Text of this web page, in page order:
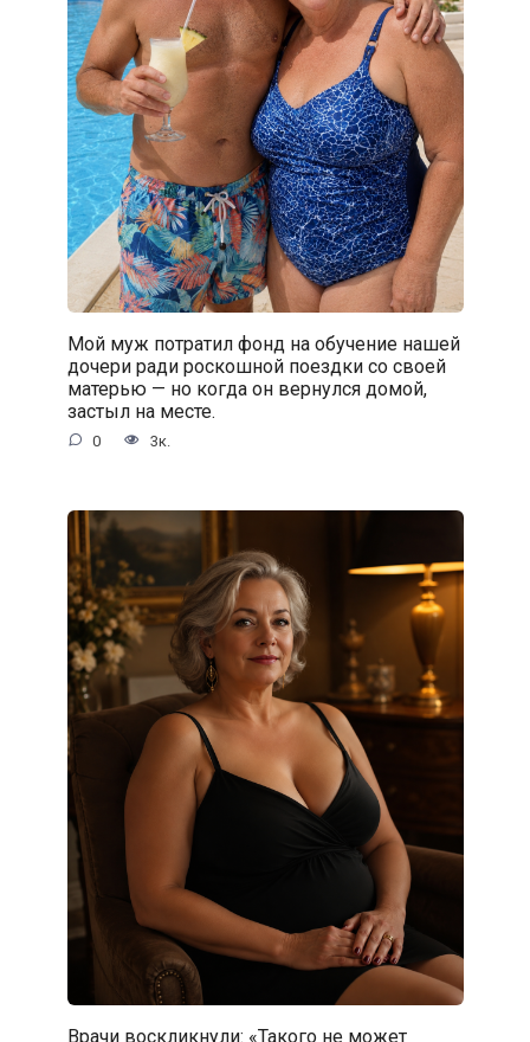
Мой муж потратил фонд на обучение нашей
дочери ради роскошной поездки со своей
матерью — но когда он вернулся домой,
застыл на месте.
0 3к.
Врачи воскликнули: «Такого не может